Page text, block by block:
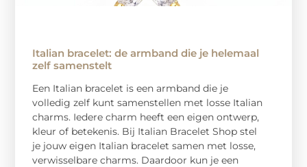
Italian bracelet: de armband die je helemaal
zelf samenstelt
Een Italian bracelet is een armband die je
volledig zelf kunt samenstellen met losse Italian
charms. Iedere charm heeft een eigen ontwerp,
kleur of betekenis. Bij Italian Bracelet Shop stel
je jouw eigen Italian bracelet samen met losse,
verwisselbare charms. Daardoor kun je een